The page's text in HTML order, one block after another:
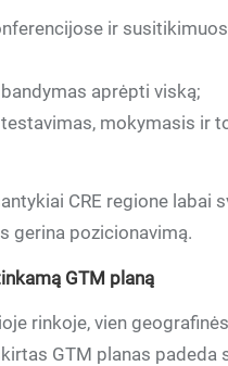
ir
aprėpti viską;
mokymasis ir
CRE regione
gerina pozicionavimą.
GTM planą
rinkoje, vien
GTM planas